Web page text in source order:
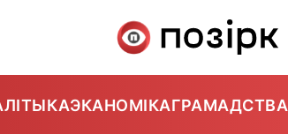
ЭКАНОМІКАГРАМАДСТВА